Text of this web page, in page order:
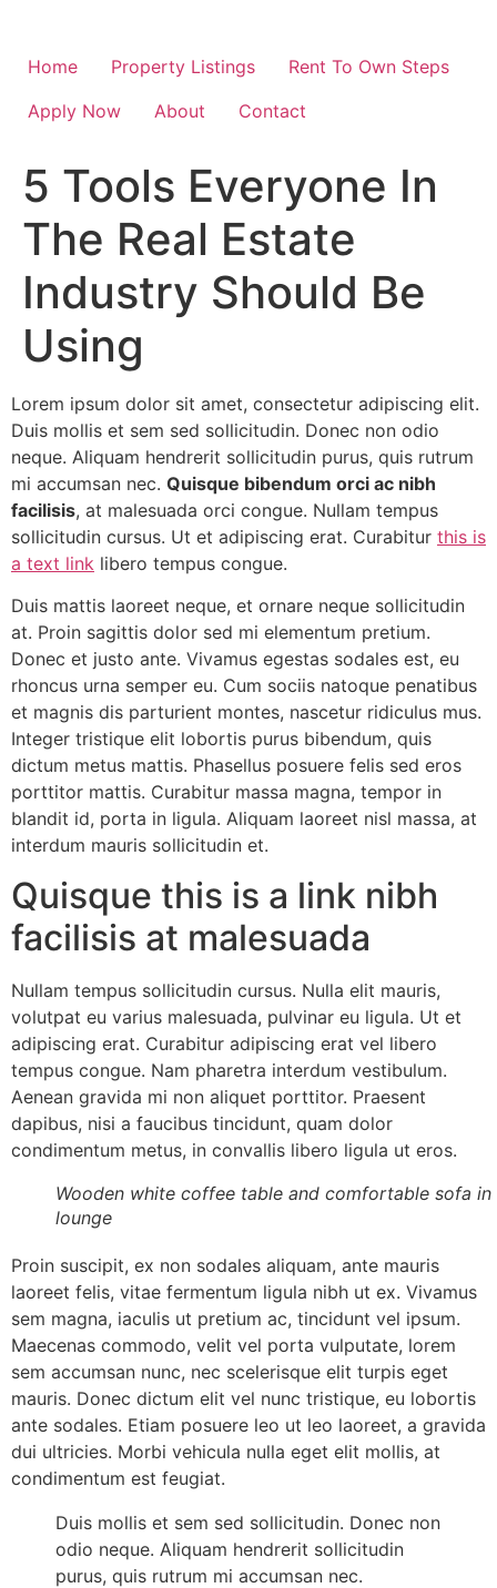
Home Property Listings
Rent To Own Steps
Apply Now
About Contact
5 Tools Everyone In
The Real Estate
Industry Should Be
Using
Lorem ipsum dolor sit amet, consectetur adipiscing elit.
Duis mollis et sem sed sollicitudin. Donec non odio
neque. Aliquam hendrerit sollicitudin purus, quis rutrum
mi accumsan nec. Quisque bibendum orci ac nibh
facilisis, at malesuada orci congue. Nullam tempus
sollicitudin cursus. Ut et adipiscing erat. Curabitur this is
a text link libero tempus congue.
Duis mattis laoreet neque, et ornare neque sollicitudin
at. Proin sagittis dolor sed mi elementum pretium.
Donec et justo ante. Vivamus egestas sodales est, eu
rhoncus urna semper eu. Cum sociis natoque penatibus
et magnis dis parturient montes, nascetur ridiculus mus.
Integer tristique elit lobortis purus bibendum, quis
dictum metus mattis. Phasellus posuere felis sed eros
porttitor mattis. Curabitur massa magna, tempor in
blandit id, porta in ligula. Aliquam laoreet nisl massa, at
interdum mauris sollicitudin et.
Quisque this is a link nibh
facilisis at malesuada
Nullam tempus sollicitudin cursus. Nulla elit mauris,
volutpat eu varius malesuada, pulvinar eu ligula. Ut et
adipiscing erat. Curabitur adipiscing erat vel libero
tempus congue. Nam pharetra interdum vestibulum.
Aenean gravida mi non aliquet porttitor. Praesent
dapibus, nisi a faucibus tincidunt, quam dolor
condimentum metus, in convallis libero ligula ut eros.
Wooden white coffee table and comfortable sofa in
lounge
Proin suscipit, ex non sodales aliquam, ante mauris
laoreet felis, vitae fermentum ligula nibh ut ex. Vivamus
sem magna, iaculis ut pretium ac, tincidunt vel ipsum.
Maecenas commodo, velit vel porta vulputate, lorem
sem accumsan nunc, nec scelerisque elit turpis eget
mauris. Donec dictum elit vel nunc tristique, eu lobortis
ante sodales. Etiam posuere leo ut leo laoreet, a gravida
dui ultricies. Morbi vehicula nulla eget elit mollis, at
condimentum est feugiat.
Duis mollis et sem sed sollicitudin. Donec non
odio neque. Aliquam hendrerit sollicitudin
purus, quis rutrum mi accumsan nec.